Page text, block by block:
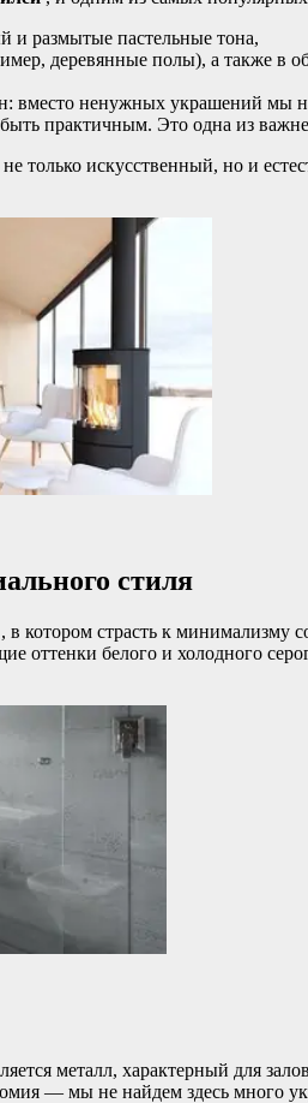
и размытые пастельные тона,
деревянные полы), а также в
вместо ненужных украшений мы
практичным. Это одна из
только искусственный, но и
стиля
, в котором страсть к минимализму
оттенки белого и холодного
металл, характерный для
— мы не найдем здесь много